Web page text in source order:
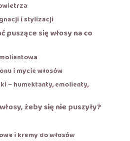
i stylizacji
puszące się włosy na co
i mycie włosów
– humektanty, emolienty,
żeby się nie puszyły?
i kremy do włosów